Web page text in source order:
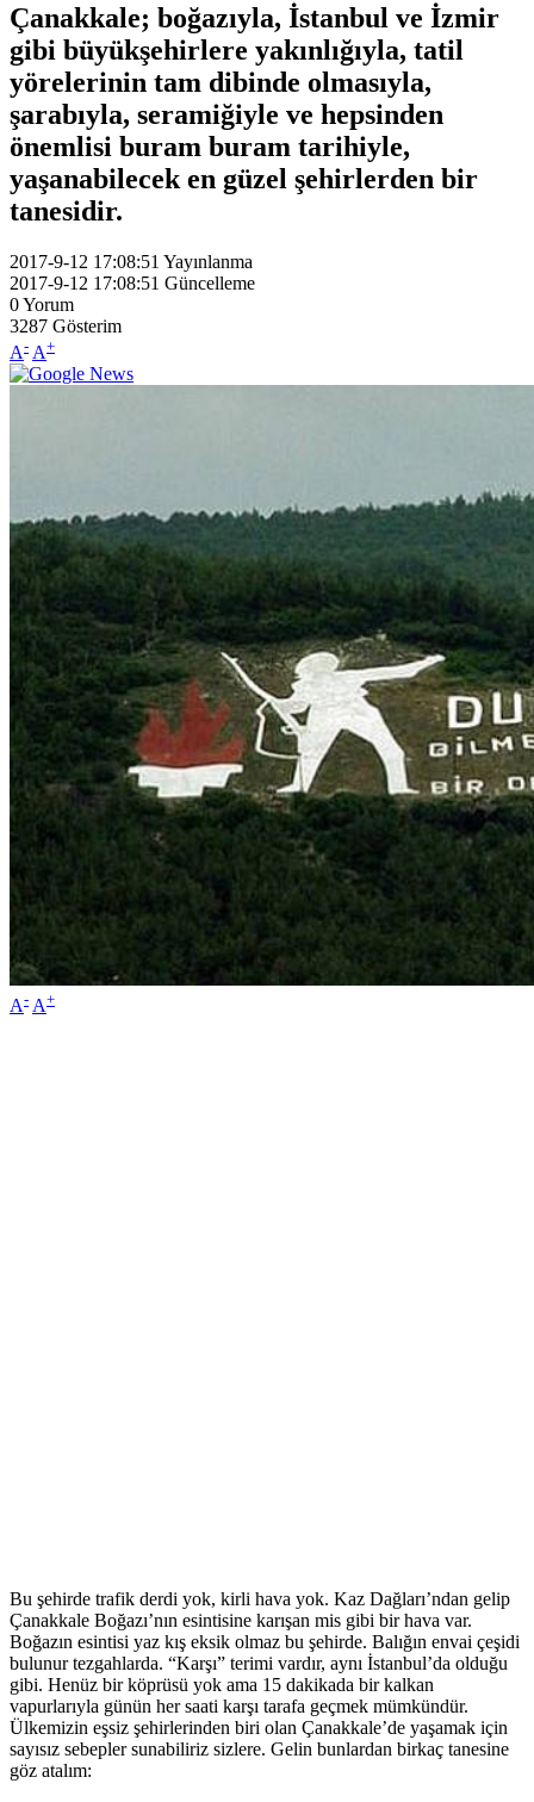
Çanakkale; boğazıyla, İstanbul ve İzmir
gibi büyükşehirlere yakınlığıyla, tatil
yörelerinin tam dibinde olmasıyla,
şarabıyla, seramiğiyle ve hepsinden
önemlisi buram buram tarihiyle,
yaşanabilecek en güzel şehirlerden bir
tanesidir.
2017-9-12 17:08:51 Yayınlanma
2017-9-12 17:08:51 Güncelleme
0Yorum
3287 Gösterim
A- A+
A- A+
Bu şehirde trafik derdi yok, kirli hava yok. Kaz Dağları’ndan gelip
Çanakkale Boğazı’nın esintisine karışan mis gibi bir hava var.
Boğazın esintisi yaz kış eksik olmaz bu şehirde. Balığın envai çeşidi
bulunur tezgahlarda. “Karşı” terimi vardır, aynı İstanbul’da olduğu
gibi. Henüz bir köprüsü yok ama 15 dakikada bir kalkan
vapurlarıyla günün her saati karşı tarafa geçmek mümkündür.
Ülkemizin eşsiz şehirlerinden biri olan Çanakkale’de yaşamak için
sayısız sebepler sunabiliriz sizlere. Gelin bunlardan birkaç tanesine
göz atalım: